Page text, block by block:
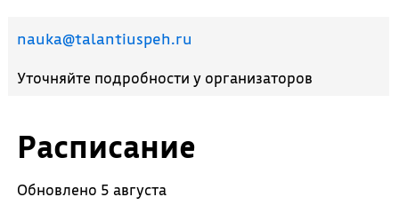
Расписание
Обновлено 5 августа
nauka@talantiuspeh.ru
Уточняйте подробности у организаторов